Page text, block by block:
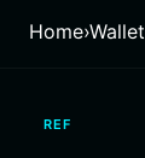
Français
繁體中文
Home›Wallet
REF